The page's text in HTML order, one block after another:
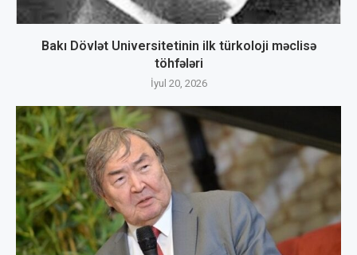
Bakı Dövlət Universitetinin ilk türkoloji məclisə
töhfələri
İyul 20, 2026